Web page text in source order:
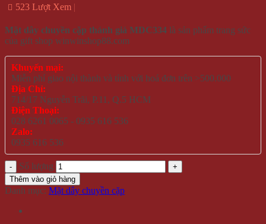
523 Lượt Xem
Mặt dây chuyền cặp thánh giá MDC334 là sản phẩm trang sức
của gift shop winwinshop88.com
Khuyến mại:
Miễn phí giao nội thành và tỉnh với hoá đơn trên >500.000
Địa Chỉ:
714/17 Nguyễn Trãi, P.11, Q.5 HCM
Điện Thoại:
028 6261 0065 - 0935 616 536
Zalo:
0935 616 536
Số lượng
Thêm vào giỏ hàng
Danh mục: Mặt dây chuyền cặp